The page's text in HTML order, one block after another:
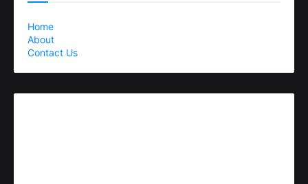
Home
About
Contact Us